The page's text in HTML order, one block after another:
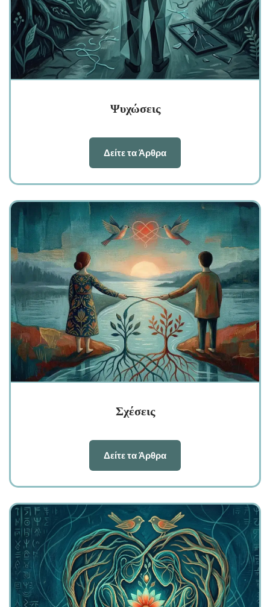
Ψυχώσεις
Δείτε τα Άρθρα
Σχέσεις
Δείτε τα Άρθρα